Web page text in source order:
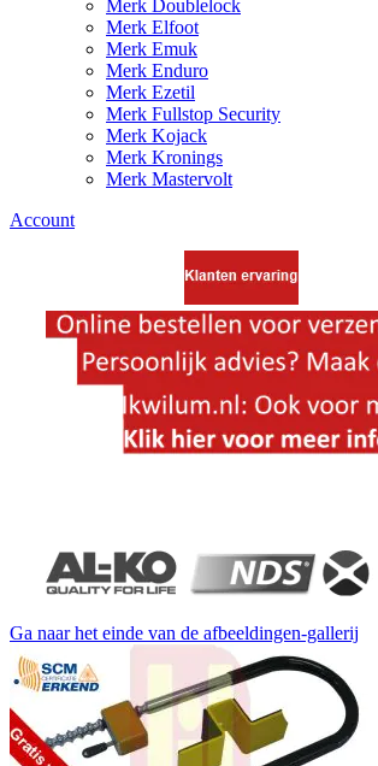
Merk Doublelock
Merk Elfoot
Merk Emuk
Merk Enduro
Merk Ezetil
Merk Fullstop Security
Merk Kojack
Merk Kronings
Merk Mastervolt
Account
Ga naar het einde van de afbeeldingen-gallerij